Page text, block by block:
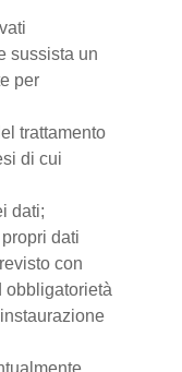
sussista un
per
trattamento
di cui
dati;
dati
con
obbligatorietà